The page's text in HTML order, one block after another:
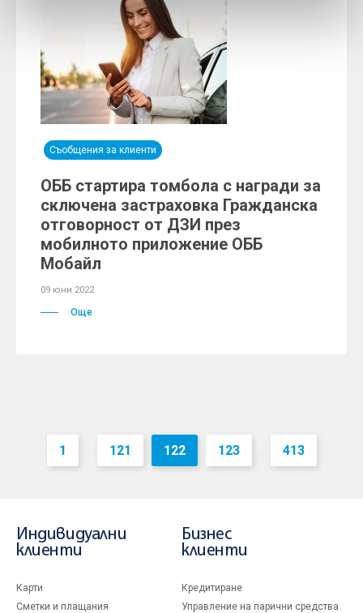
Съобщения за клиенти
ОББ стартира томбола с награди за
сключена застраховка Гражданска
отговорност от ДЗИ през
мобилното приложение ОББ
Мобайл
09 юни 2022
Още
1 ... 121 122 123 ... 413
Индивидуални
клиенти
Карти
Сметки и плащания
Бизнес
клиенти
Кредитиране
Управление на парични средства